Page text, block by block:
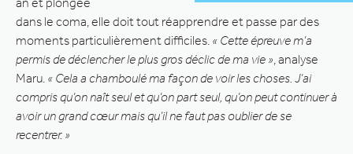
dans le coma, elle doit tout réapprendre et passe par des
moments particulièrement difficiles. « Cette épreuve m’a
permis de déclencher le plus gros déclic de ma vie » , analyse
Maru. « Cela a chamboulé ma façon de voir les choses. J’ai
compris qu’on naît seul et qu’on part seul, qu’on peut continuer à
avoir un grand cœur mais qu’il ne faut pas oublier de se
recentrer. »